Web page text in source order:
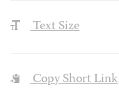
Text Size
Copy Short Link